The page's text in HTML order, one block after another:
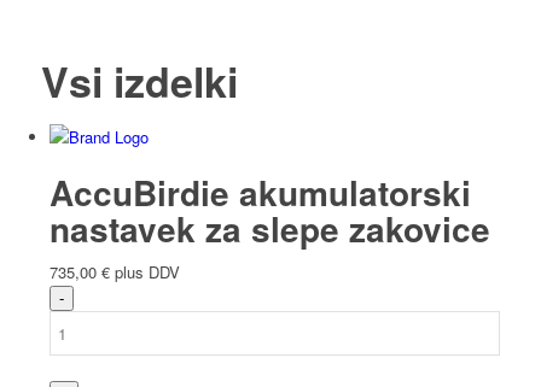
Vsi izdelki
AccuBirdie akumulatorski
nastavek za slepe zakovice
735,00 € plus DDV